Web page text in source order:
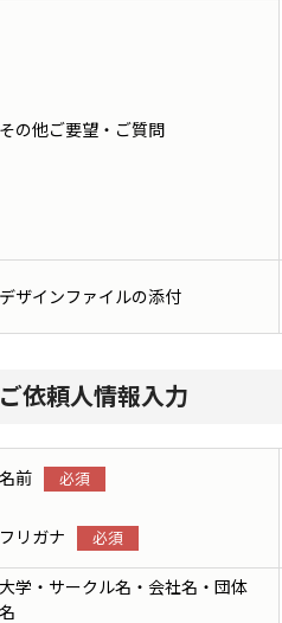
その他ご要望・ご質問
デザインファイルの添付
ご依頼人情報入力
名前
フリガナ
大学・サークル名・会社名・団体
名